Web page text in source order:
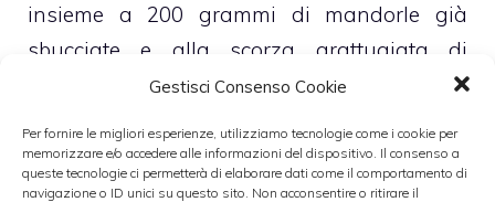
Gestisci Consenso Cookie
Per fornire le migliori esperienze, utilizziamo tecnologie come i cookie per
memorizzare e/o accedere alle informazioni del dispositivo. Il consenso a
queste tecnologie ci permetterà di elaborare dati come il comportamento di
navigazione o ID unici su questo sito. Non acconsentire o ritirare il
insieme a 200 grammi di mandorle già
sbucciate e alla scorza grattugiata di
un’arancia grattugiata
– Trita il tutto, alla massima potenza, sino
ad ottenere una polvere sottile e ben